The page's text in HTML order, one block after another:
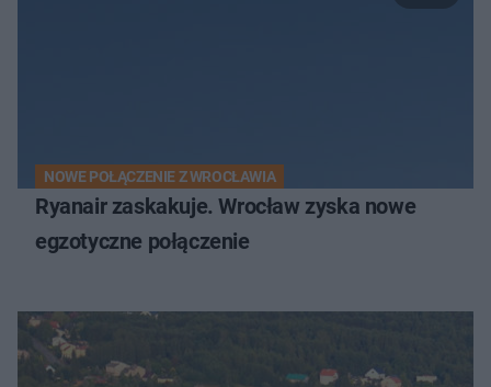
NOWE POŁĄCZENIE Z WROCŁAWIA
Ryanair zaskakuje. Wrocław zyska nowe
egzotyczne połączenie